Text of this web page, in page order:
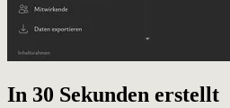
In 30 Sekunden erstellt